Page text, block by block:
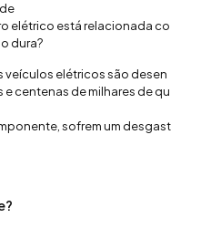
de
elétrico estárelacionada co
dura?
veículos elétricossão desen
ecentenas demilhares dequ
sofremum desgast
?